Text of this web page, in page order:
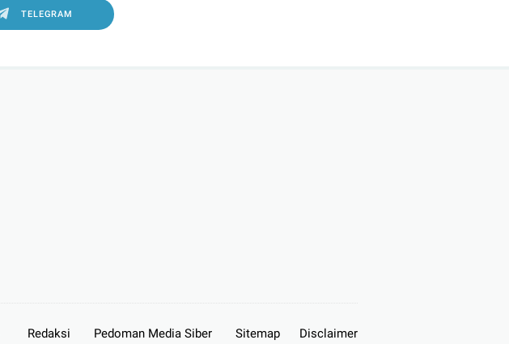
TELEGRAM
Redaksi Pedoman Media Siber Sitemap Disclaimer